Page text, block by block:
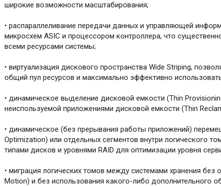
широкие возможности масштабирования;
• распараллеливание передачи данных и управляющей
микросхем ASIC и процессором контроллера, что
всеми ресурсами системы;
• виртуализация дискового пространства Wide Striping,
общий пул ресурсов и максимально эффективно
• динамическое выделение дисковой емкости (Thin
неиспользуемой приложениями дисковой емкости (Thin
• динамическое (без прерывания работы приложений)
Optimization) или отдельных сегментов внутри логического
типами дисков и уровнями RAID для оптимизации уровня
• миграция логических томов между системами хранения без
Motion) и без использования какого-либо дополнительного